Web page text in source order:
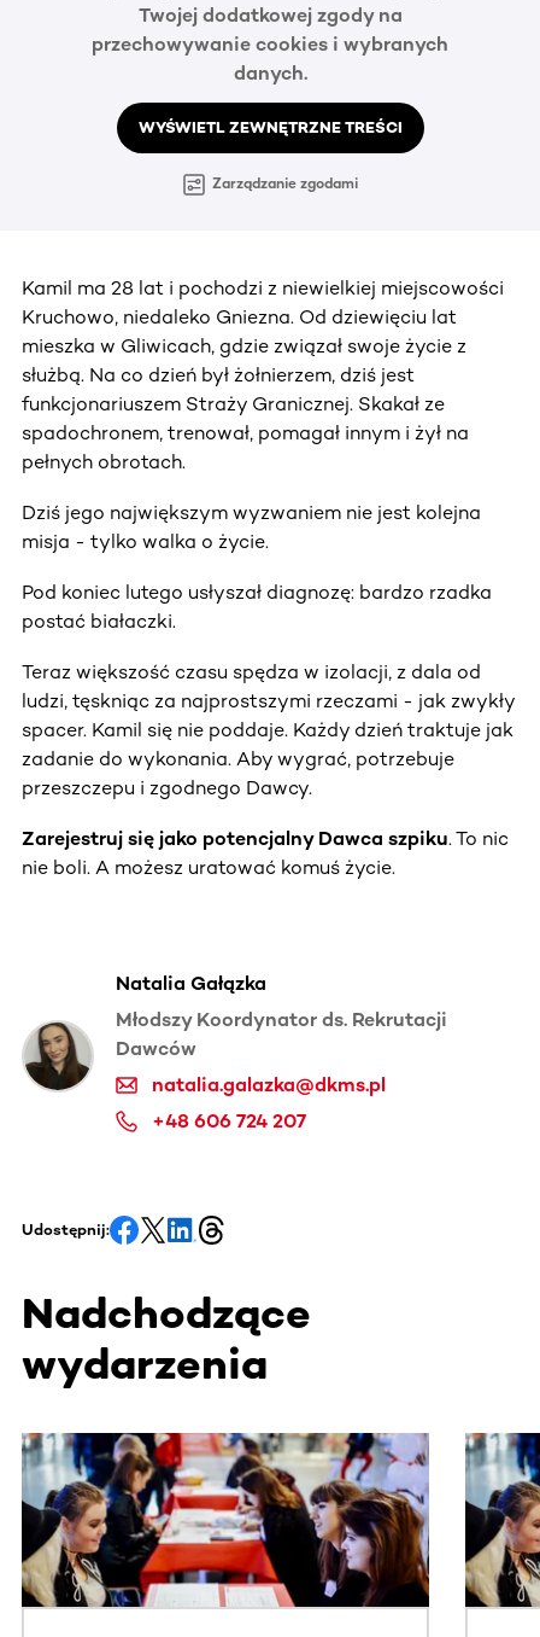
Twojej dodatkowej zgody na
przechowywanie cookies i wybranych
danych.
WYŚWIETL ZEWNĘTRZNE TREŚCI
Zarządzanie zgodami
Kamil ma 28 lat i pochodzi z niewielkiej miejscowości
Kruchowo, niedaleko Gniezna. Od dziewięciu lat
mieszka w Gliwicach, gdzie związał swoje życie z
służbą. Na co dzień był żołnierzem, dziś jest
funkcjonariuszem Straży Granicznej. Skakał ze
spadochronem, trenował, pomagał innym i żył na
pełnych obrotach.
Dziś jego największym wyzwaniem nie jest kolejna
misja - tylko walka o życie.
Pod koniec lutego usłyszał diagnozę: bardzo rzadka
postać białaczki.
Teraz większość czasu spędza w izolacji, z dala od
ludzi, tęskniąc za najprostszymi rzeczami - jak zwykły
spacer. Kamil się nie poddaje. Każdy dzień traktuje jak
zadanie do wykonania. Aby wygrać, potrzebuje
przeszczepu i zgodnego Dawcy.
Zarejestruj się jako potencjalny Dawca szpiku. To nic
nie boli. A możesz uratować komuś życie.
Natalia Gałązka
Młodszy Koordynator ds. Rekrutacji
Dawców
natalia.galazka@dkms.pl
+48 606 724 207
Udostępnij:
Nadchodzące
wydarzenia
Ta sekcja zawiera treści przewijane w poziomie. Użyj